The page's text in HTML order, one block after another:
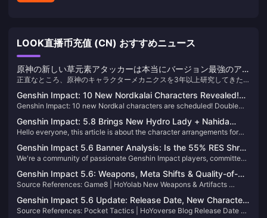
LOOK直播币充值 (CN) おすすめニュース
原神の新しい草元素アタッカーは本当にバージョン最強のアタ
ッカーなのか？徹底分析で真実を解き明かす
正直なところ、原神のキャラクターメカニクスを3年以上研究してきたベ
元素アタッカーは、現在の水元素環境では機能的なサブアタッカーのよ
うなもので、チームの主力を担うことは期待できません。
Genshin Impact: 10 New Nordkalai Characters Revealed!
Dual Banner Must-Pulls!
Genshin Impact: 10 new Nordkal characters are scheduled! Double
Genshin Impact: 5.8 Brings New Hydro Lady + Nahida
Rerun, Sumeru Mixed Banner Incoming! Childe’s Story
Quest II is Coming!
Hello everyone, this article is about the character arrangements for
Genshin Impact 5.6 Banner Analysis: Is the 55% RES Shred
Worth It?
We're a community of passionate Genshin Impact players, committed
for more updates!
Genshin Impact 5.6: Weapons, Meta Shifts & Quality-of-
Life​
Source References​​: Game8 | HoYolab New Weapons & Artifacts​​ ​​
on-field + 12% off-field) and enhances team healing synergy. Ideal for
Escoffier and hybrid DPS like Shenh
Genshin Impact 5.6 Update: Release Date, New Characters
& Exploration​
Source References​​: Pocket Tactics | HoYoverse Blog ​​Release Date &